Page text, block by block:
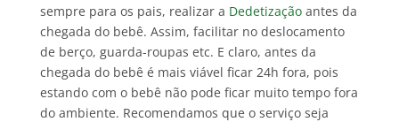
sempre para os pais, realizar a Dedetizaçãoantes da
chegada do bebê. Assim, facilitar no deslocamento
de berço, guarda-roupas etc. E claro, antes da
chegada do bebê é mais viável ficar 24h fora, pois
estando com o bebê não pode ficar muito tempo fora
do ambiente. Recomendamos que o serviço seja